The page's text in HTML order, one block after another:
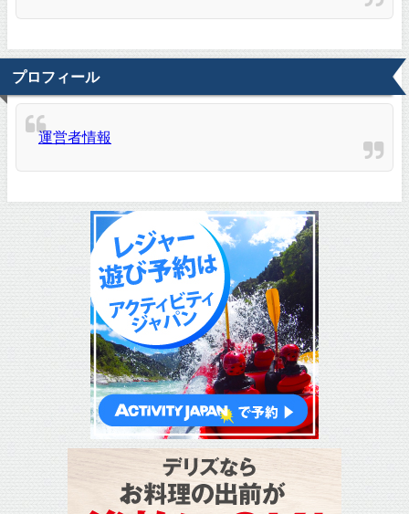
プロフィール
運営者情報